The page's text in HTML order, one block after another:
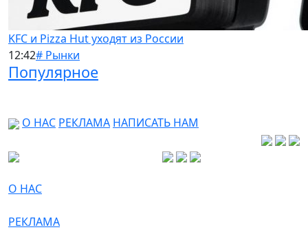
KFC и Pizza Hut уходят из России
12:42# Рынки
Популярное
О НАС РЕКЛАМА НАПИСАТЬ НАМ
О НАС
РЕКЛАМА